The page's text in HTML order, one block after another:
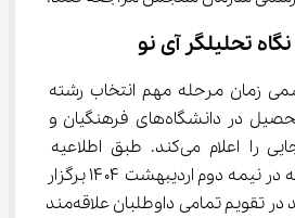
تحلیلگر آی نو
زمان مرحله مهم انتخاب رشته
برای علاقه‌مندان به تحصیل در دانشگاه‌های فرهنگیان و
تربیت دبیر شهید رجایی را اعلام می‌کند. طبق اطلاعیه
منتشرشده، این مرحله در نیمه دوم اردیبهشت ۱۴۰۴ برگزار
می‌شود؛ تاریخی که باید در تقویم تمامی داوطلبان علاقه‌مند